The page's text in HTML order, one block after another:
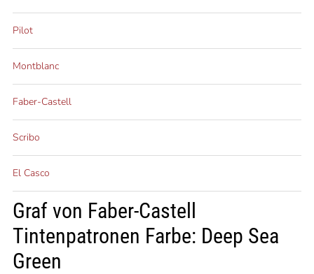
Pilot
Montblanc
Faber-Castell
Scribo
El Casco
Graf von Faber-Castell
Tintenpatronen Farbe: Deep Sea
Green